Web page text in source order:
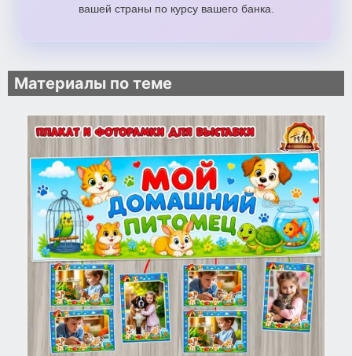
вашей страны по курсу вашего банка.
Материалы по теме